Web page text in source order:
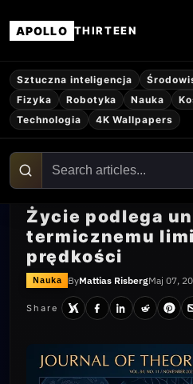
APOLLO THIRTEEN
Sztuczna inteligencja
Fizyka
Robotyka Nauka
Technologia
4K Wallpapers
Życie podlega
termicznemu
prędkości
Nauka ByMattias RisbergMaj 07,
Share